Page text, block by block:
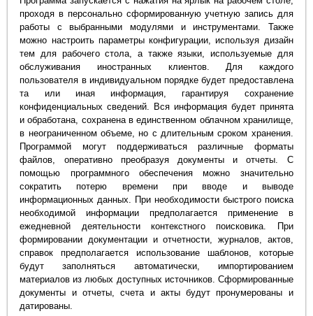
проходя в персонально сформированную учетную запись для
работы с выбранными модулями и инструментами. Также
можно настроить параметры конфигурации, используя дизайн
тем для рабочего стола, а также языки, используемые для
обслуживания иностранных клиентов. Для каждого
пользователя в индивидуальном порядке будет предоставлена
та или иная информация, гарантируя сохранение
конфиденциальных сведений. Вся информация будет принята
и обработана, сохранена в единственном облачном хранилище,
в неограниченном объеме, но с длительным сроком хранения.
Программой могут поддерживаться различные форматы
файлов, оперативно преобразуя документы и отчеты. С
помощью программного обеспечения можно значительно
сократить потерю времени при вводе и выводе
информационных данных. При необходимости быстрого поиска
необходимой информации предполагается применение в
ежедневной деятельности контекстного поисковика. При
формировании документации и отчетности, журналов, актов,
справок предполагается использование шаблонов, которые
будут заполняться автоматически, импортированием
материалов из любых доступных источников. Сформированные
документы и отчеты, счета и акты будут пронумерованы и
датированы.